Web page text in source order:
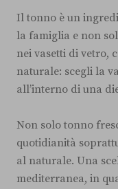
Il tonno è un
la famiglia e non
nei vasetti di vetro,
naturale: scegli la
all’interno di una
Non solo tonno
quotidianità
al naturale. Una
mediterranea, in